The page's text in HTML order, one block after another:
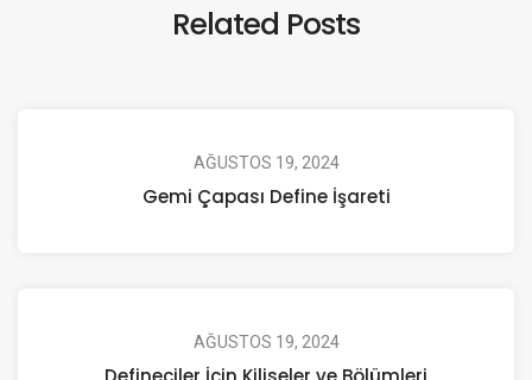
Related Posts
AĞUSTOS 19, 2024
Gemi Çapası Define İşareti
AĞUSTOS 19, 2024